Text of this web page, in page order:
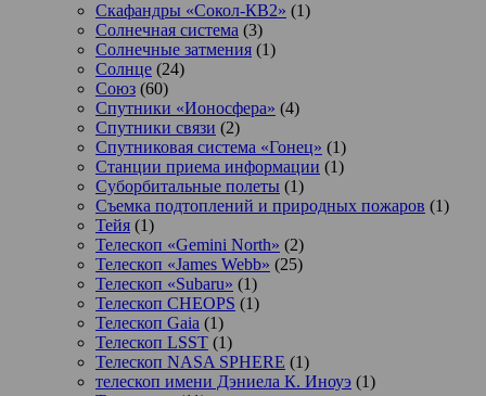
Скафандры «Сокол-КВ2» (1)
Солнечная система (3)
Солнечные затмения (1)
Солнце (24)
Союз (60)
Спутники «Ионосфера» (4)
Спутники связи (2)
Спутниковая система «Гонец» (1)
Станции приема информации (1)
Суборбитальные полеты (1)
Съемка подтоплений и природных пожаров (1)
Тейя (1)
Телескоп «Gemini North» (2)
Телескоп «James Webb» (25)
Телескоп «Subaru» (1)
Телескоп CHEOPS (1)
Телескоп Gaia (1)
Телескоп LSST (1)
Телескоп NASA SPHERE (1)
телескоп имени Дэниела К. Иноуэ (1)